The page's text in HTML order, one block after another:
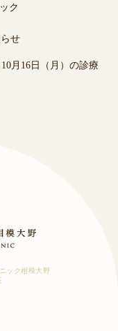
ク
せ
月16日（月）の診療
ック相模大野